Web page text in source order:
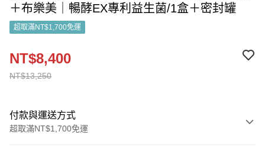
＋布樂美｜暢酵EX專利益生菌/1盒＋密封罐
超取滿NT$1,700免運
NT$13,250
NT$8,400
付款與運送方式
超取滿NT$1,700免運